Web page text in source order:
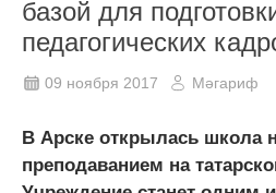
базой для
педагогических
09 ноября 2017 Мәгариф
В Арске открылась школа
преподаванием на